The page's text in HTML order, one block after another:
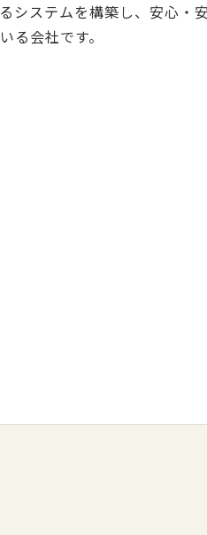
システムを構築し、安心・
る会社です。